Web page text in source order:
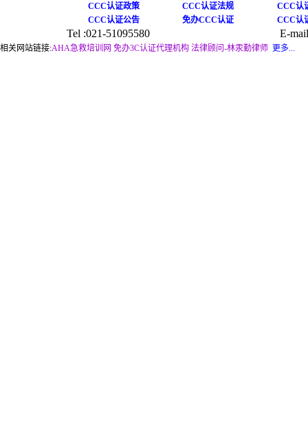
CCC认证政策
CCC认证公告
CCC认证法规
免办CCC认证
CCC认
CCC认
Tel :021-51095580 E-
相关网站链接:AHA急救培训网 免办3C认证代理机构 法律顾问-林汞勤律师 更多...